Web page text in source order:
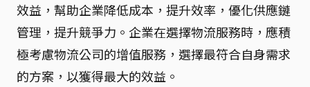
效益，幫助企業降低成本，提升效率，優化供應鏈
管理，提升競爭力。企業在選擇物流服務時，應積
極考慮物流公司的增值服務，選擇最符合自身需求
的方案，以獲得最大的效益。